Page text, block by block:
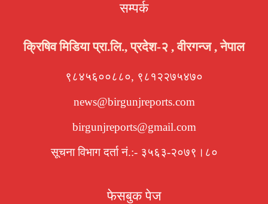
सम्पर्क
क्रिषिव मिडिया प्रा.लि., प्रदेश-२ , वीरगन्ज , नेपाल
९८४५६००८८०, ९८१२२७५४७०
news@birgunjreports.com
birgunjreports@gmail.com
सूचना विभाग दर्ता नं.:- ३५६३-२०७९।८०
फेसबुक पेज